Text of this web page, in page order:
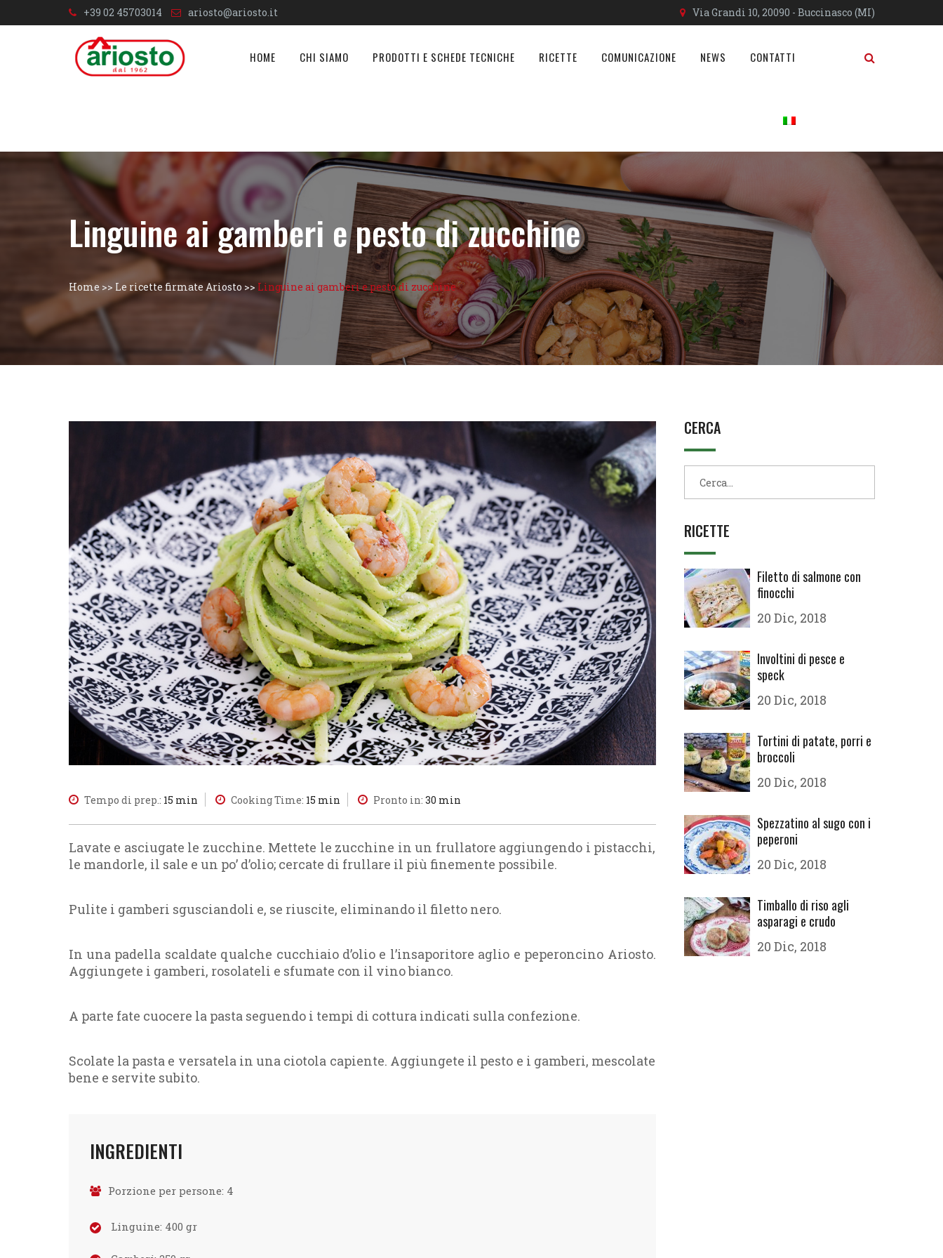
+39 02 45703014 ariosto@ariosto.it Via Grandi 10, 20090 - Buccinasco (MI)
HOME CHI SIAMO PRODOTTI E SCHEDE TECNICHE RICETTE COMUNICAZIONE NEWS CONTATTI
Linguine ai gamberi e pesto di zucchine
Home>> Le ricette firmate Ariosto >> Linguine ai gamberi e pesto di zucchine
Tempo di prep.: 15 min Cooking Time: 15 min Pronto in: 30 min
Lavate e asciugate le zucchine. Mettete le zucchine in un frullatore aggiungendo i pistacchi,
le mandorle, il sale e un po’ d’olio; cercate di frullare il più finemente possibile.
Pulite i gamberi sgusciandoli e, se riuscite, eliminando il filetto nero.
In una padella scaldate qualche cucchiaio d’olio e l’insaporitore aglio e peperoncino Ariosto.
Aggiungete i gamberi, rosolateli e sfumate con il vino bianco.
A parte fate cuocere la pasta seguendo i tempi di cottura indicati sulla confezione.
Scolate la pasta e versatela in una ciotola capiente. Aggiungete il pesto e i gamberi, mescolate
bene e servite subito.
INGREDIENTI
Porzione per persone: 4
Linguine: 400 gr
CERCA
RICETTE
Filetto di salmone con
finocchi
20 Dic, 2018
Involtini di pesce e
speck
20 Dic, 2018
Tortini di patate, porri e
broccoli
20 Dic, 2018
Spezzatino al sugo con i
peperoni
20 Dic, 2018
Timballo di riso agli
asparagi e crudo
20 Dic, 2018